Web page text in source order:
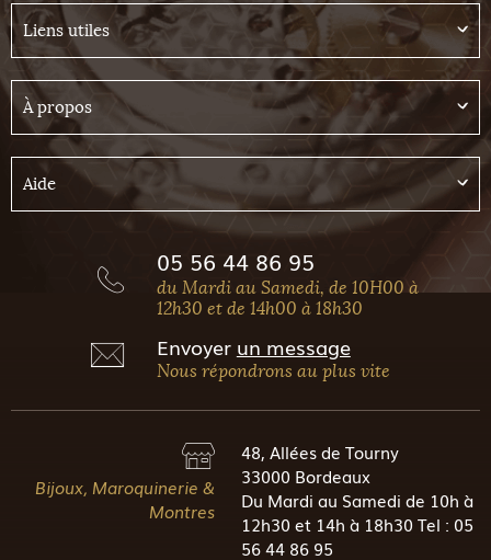
Liens utiles
À propos
Aide
05 56 44 86 95
du Mardi au Samedi, de 10H00 à
12h30 et de 14h00 à 18h30
Envoyer un message
Nous répondrons au plus vite
Bijoux, Maroquinerie &
Montres
48, Allées de Tourny
33000 Bordeaux
Du Mardi au Samedi de 10h à
12h30 et 14h à 18h30 Tel : 05
56 44 86 95